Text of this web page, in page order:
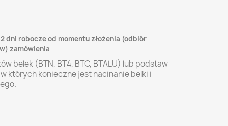
dni robocze od momentu złożenia (odbiór
zamówienia
belek (BTN, BT4, BTC, BTALU) lub podstaw
których konieczne jest nacinanie belki i